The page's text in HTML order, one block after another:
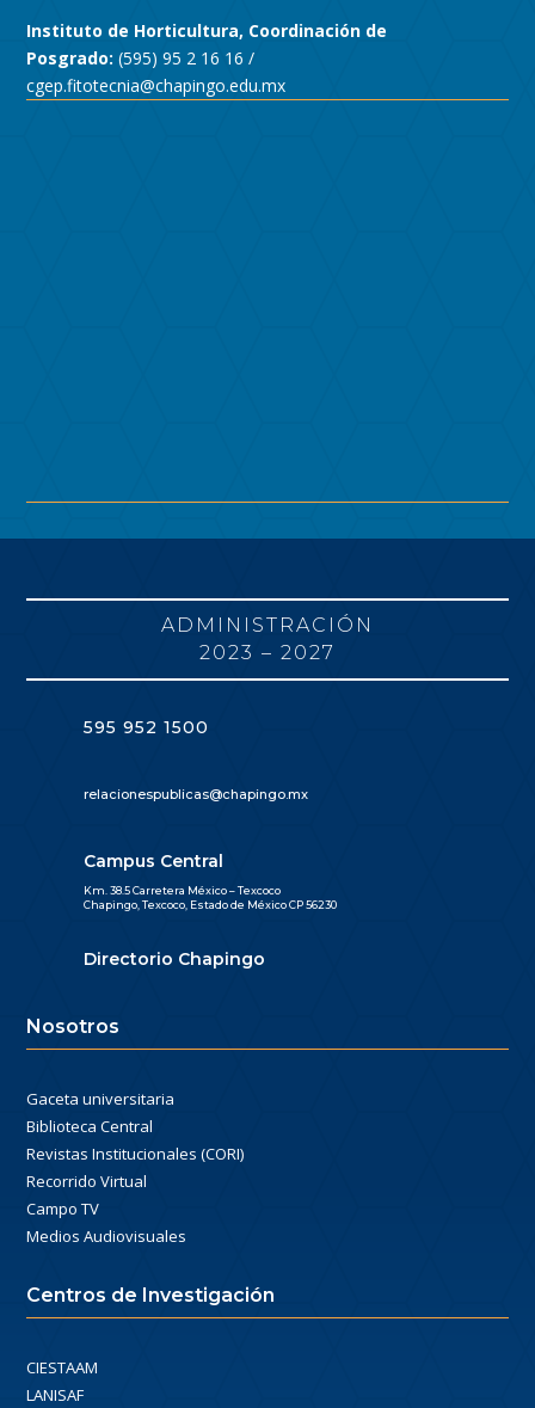
Instituto de Horticultura, Coordinación de
Posgrado:(595) 95 2 16 16 /
cgep.fitotecnia@chapingo.edu.mx
ADMINISTRACIÓN
2023 – 2027
595 952 1500
relacionespublicas@chapingo.mx
Campus Central
Km. 38.5 Carretera México – Texcoco
Chapingo, Texcoco, Estado de México CP 56230
Directorio Chapingo
Nosotros
Gaceta universitaria
Biblioteca Central
Revistas Institucionales (CORI)
Recorrido Virtual
Campo TV
Medios Audiovisuales
Centros de Investigación
CIESTAAM
LANISAF